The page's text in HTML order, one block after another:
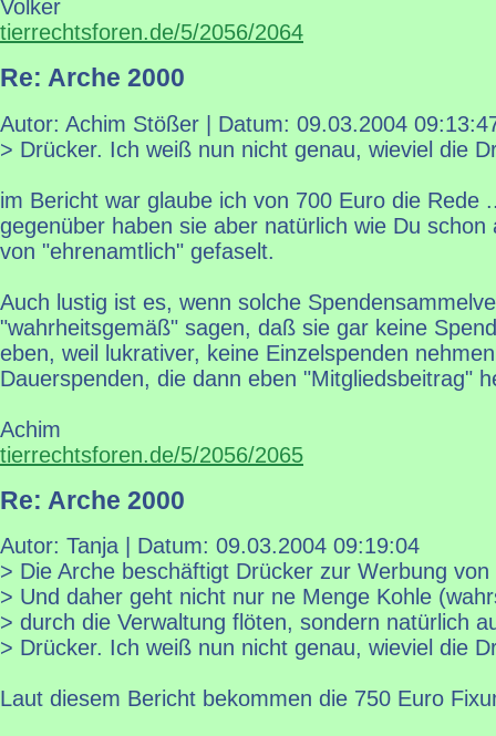
Volker
tierrechtsforen.de/5/2056/2064
Re: Arche 2000
Autor: Achim Stößer | Datum: 09.03.2004
> Drücker. Ich weiß nun nicht genau, wieviel die
im Bericht war glaube ich von 700 Euro die Rede
gegenüber haben sie aber natürlich wie Du
von "ehrenamtlich" gefaselt.
Auch lustig ist es, wenn solche
"wahrheitsgemäß" sagen, daß sie gar keine
eben, weil lukrativer, keine Einzelspenden
Dauerspenden, die dann eben "Mitgliedsbeitrag"
Achim
tierrechtsforen.de/5/2056/2065
Re: Arche 2000
Autor: Tanja | Datum: 09.03.2004 09:19:04
> Die Arche beschäftigt Drücker zur Werbung
> Und daher geht nicht nur ne Menge Kohle
> durch die Verwaltung flöten, sondern natürlich
> Drücker. Ich weiß nun nicht genau, wieviel die
Laut diesem Bericht bekommen die 750 Euro